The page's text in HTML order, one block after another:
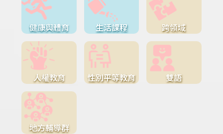
健康與體育 生活課程 跨領域
人權教育 性別平等教育 雙語
地方輔導群